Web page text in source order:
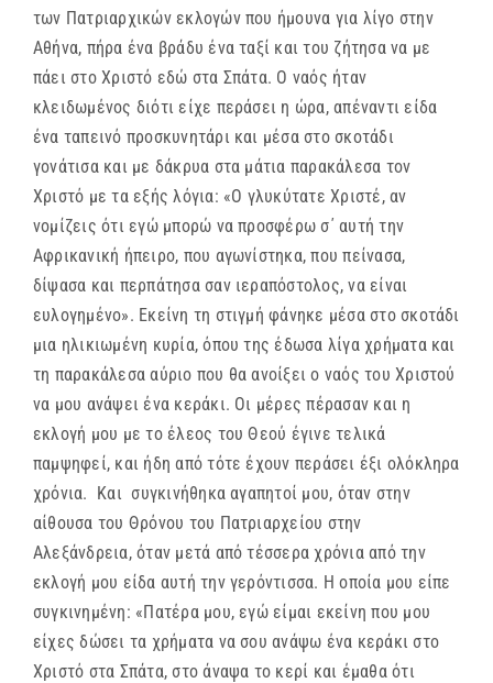
των Πατριαρχικών εκλογών που ήμουνα για λίγο στην
Αθήνα, πήρα ένα βράδυ ένα ταξί και του ζήτησα να με
πάει στο Χριστό εδώ στα Σπάτα. Ο ναός ήταν
κλειδωμένος διότι είχε περάσει η ώρα, απέναντι είδα
ένα ταπεινό προσκυνητάρι και μέσα στο σκοτάδι
γονάτισα και με δάκρυα στα μάτια παρακάλεσα τον
Χριστό με τα εξής λόγια: «Ο γλυκύτατε Χριστέ, αν
νομίζεις ότι εγώ μπορώ να προσφέρω σ΄ αυτή την
Αφρικανική ήπειρο, που αγωνίστηκα, που πείνασα,
δίψασα και περπάτησα σαν ιεραπόστολος, να είναι
ευλογημένο». Εκείνη τη στιγμή φάνηκε μέσα στο σκοτάδι
μια ηλικιωμένη κυρία, όπου της έδωσα λίγα χρήματα και
τη παρακάλεσα αύριο που θα ανοίξει ο ναός του Χριστού
να μου ανάψει ένα κεράκι. Οι μέρες πέρασαν και η
εκλογή μου με το έλεος του Θεού έγινε τελικά
παμψηφεί, και ήδη από τότε έχουν περάσει έξι ολόκληρα
χρόνια. Και συγκινήθηκα αγαπητοί μου, όταν στην
αίθουσα του Θρόνου του Πατριαρχείου στην
Αλεξάνδρεια, όταν μετά από τέσσερα χρόνια από την
εκλογή μου είδα αυτή την γερόντισσα. Η οποία μου είπε
συγκινημένη: «Πατέρα μου, εγώ είμαι εκείνη που μου
είχες δώσει τα χρήματα να σου ανάψω ένα κεράκι στο
Χριστό στα Σπάτα, στο άναψα το κερί και έμαθα ότι